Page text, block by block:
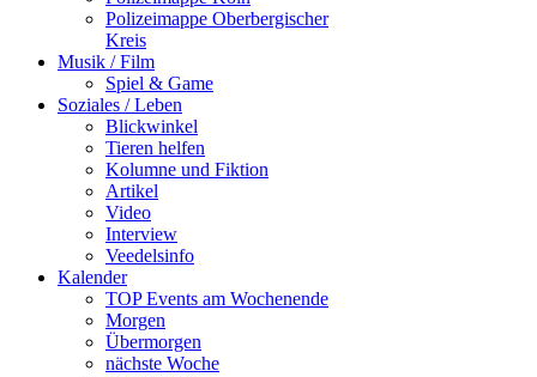
Polizeimappe Oberbergischer
Kreis
Musik / Film
Spiel & Game
Soziales / Leben
Blickwinkel
Tieren helfen
Kolumne und Fiktion
Artikel
Video
Interview
Veedelsinfo
Kalender
TOP Events am Wochenende
Morgen
Übermorgen
nächste Woche